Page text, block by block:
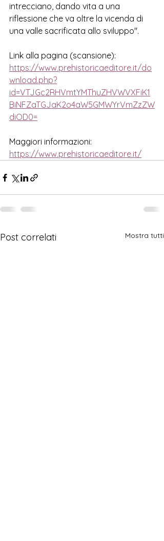
intrecciano, dando vita a una
riflessione che va oltre la vicenda di
una valle sacrificata allo sviluppo".
Link alla pagina (scansione):
https://www.prehistoricaeditore.it/do
wnload.php?
id=VTJGc2RHVmtYMThuZHVWVXFiK1
BiNFZaTGJaK2o4aW5GMWYrVmZzZW
diOD0=
Maggiori informazioni:
https://www.prehistoricaeditore.it/
Post correlati Mostra tutti